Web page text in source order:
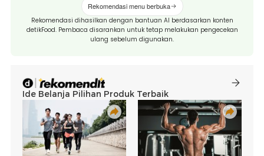
Rekomendasi menu berbuka
Rekomendasi dihasilkan dengan bantuan AI berdasarkan konten
detikFood. Pembaca disarankan untuk tetap melakukan pengecekan
ulang sebelum digunakan.